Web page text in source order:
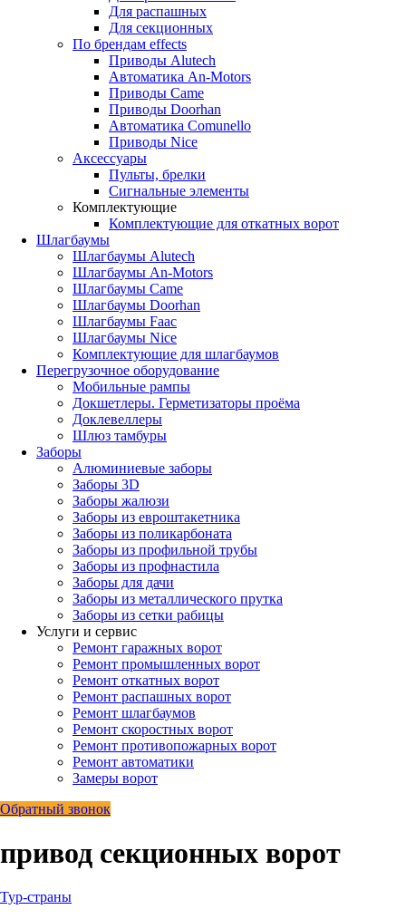
Для распашных
Для секционных
По брендам effects
Приводы Alutech
Автоматика An-Motors
Приводы Came
Приводы Doorhan
Автоматика Comunello
Приводы Nice
Аксессуары
Пульты, брелки
Сигнальные элементы
Комплектующие
Комплектующие для откатных ворот
Шлагбаумы
Шлагбаумы Alutech
Шлагбаумы An-Motors
Шлагбаумы Came
Шлагбаумы Doorhan
Шлагбаумы Faac
Шлагбаумы Nice
Комплектующие для шлагбаумов
Перегрузочное оборудование
Мобильные рампы
Докшетлеры. Герметизаторы проёма
Доклевеллеры
Шлюз тамбуры
Заборы
Алюминиевые заборы
Заборы 3D
Заборы жалюзи
Заборы из евроштакетника
Заборы из поликарбоната
Заборы из профильной трубы
Заборы из профнастила
Заборы для дачи
Заборы из металлического прутка
Заборы из сетки рабицы
Услуги и сервис
Ремонт гаражных ворот
Ремонт промышленных ворот
Ремонт откатных ворот
Ремонт распашных ворот
Ремонт шлагбаумов
Ремонт скоростных ворот
Ремонт противопожарных ворот
Ремонт автоматики
Замеры ворот
Обратный звонок
привод секционных ворот
Тур-страны